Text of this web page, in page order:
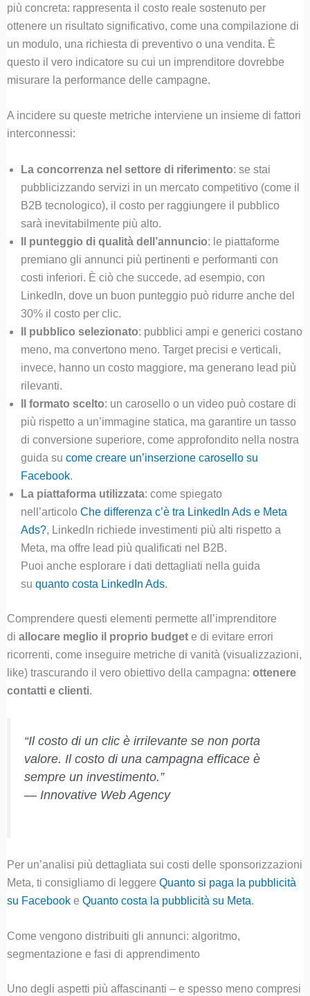
più concreta: rappresenta il costo reale sostenuto per
ottenere un risultato significativo, come una compilazione di
un modulo, una richiesta di preventivo o una vendita. È
questo il vero indicatore su cui un imprenditore dovrebbe
misurare la performance delle campagne.
A incidere su queste metriche interviene un insieme di fattori
interconnessi:
La concorrenza nel settore di riferimento: se stai
pubblicizzando servizi in un mercato competitivo (come il
B2B tecnologico), il costo per raggiungere il pubblico
sarà inevitabilmente più alto.
Il punteggio di qualità dell’annuncio: le piattaforme
premiano gli annunci più pertinenti e performanti con
costi inferiori. È ciò che succede, ad esempio, con
LinkedIn, dove un buon punteggio può ridurre anche del
30% il costo per clic.
Il pubblico selezionato: pubblici ampi e generici costano
meno, ma convertono meno. Target precisi e verticali,
invece, hanno un costo maggiore, ma generano lead più
rilevanti.
Il formato scelto: un carosello o un video può costare di
più rispetto a un’immagine statica, ma garantire un tasso
di conversione superiore, come approfondito nella nostra
guida su come creare un’inserzione carosello su
Facebook.
La piattaforma utilizzata: come spiegato
nell’articolo Che differenza c’è tra LinkedIn Ads e Meta
Ads?, LinkedIn richiede investimenti più alti rispetto a
Meta, ma offre lead più qualificati nel B2B.
Puoi anche esplorare i dati dettagliati nella guida
su quanto costa LinkedIn Ads.
Comprendere questi elementi permette all’imprenditore
di allocare meglio il proprio budgete di evitare errori
ricorrenti, come inseguire metriche di vanità (visualizzazioni,
like) trascurando il vero obiettivo della campagna: ottenere
contatti e clienti.
“Il costo di un clic è irrilevante se non porta
valore. Il costo di una campagna efficace è
sempre un investimento.”
— Innovative Web Agency
Per un’analisi più dettagliata sui costi delle sponsorizzazioni
Meta, ti consigliamo di leggere Quanto si paga la pubblicità
su Facebooke Quanto costa la pubblicità su Meta.
Come vengono distribuiti gli annunci: algoritmo,
segmentazione e fasi di apprendimento
Uno degli aspetti più affascinanti – e spesso meno compresi